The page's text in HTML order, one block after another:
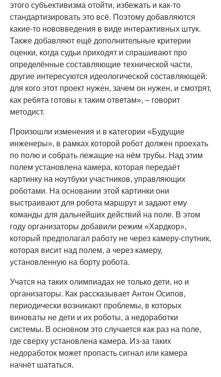
этого субъективизма отойти, избежать и как-то
стандартизировать это всё. Поэтому добавляются
какие-то нововведения в виде интерактивных штук.
Также добавляют ещё дополнительные критерии
оценки, когда судьи приходят и спрашивают про
определённые составляющие технической части,
другие интересуются идеологической составляющей:
для кого этот проект нужен, зачем он нужен, и смотрят,
как ребята готовы к таким ответам», – говорит
методист.
Произошли изменения и в категории «Будущие
инженеры», в рамках которой робот должен проехать
по полю и собрать лежащие на нём трубы. Над этим
полем установлена камера, которая передаёт
картинку на ноутбуки участников, управляющих
роботами. На основании этой картинки они
выстраивают для робота маршрут и задают ему
команды для дальнейших действий на поле. В этом
году организаторы добавили режим «Хардкор»,
который предполагал работу не через камеру-спутник,
которая висит над полем, а через камеру,
установленную на борту робота.
Учатся на таких олимпиадах не только дети, но и
организаторы. Как рассказывает Антон Осипов,
периодически возникают проблемы, в которых
виноваты не дети и их роботы, а недоработки
системы. В основном это случается как раз на поле,
где сверху установлена камера. Из-за таких
недоработок может пропасть сигнал или камера
начнёт шататься.